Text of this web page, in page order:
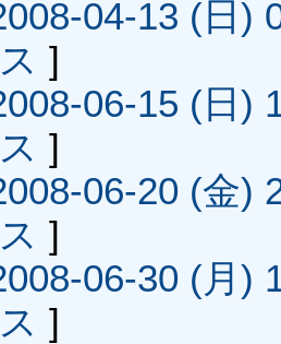
04-13 (日)
]
06-15 (日)
]
06-20 (金)
]
06-30 (月)
]